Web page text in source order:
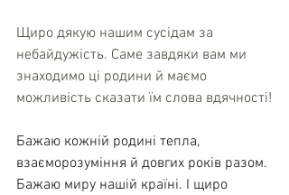
Щиро дякую нашим сусідам за
небайдужість. Саме завдяки вам ми
знаходимо ці родини й маємо
можливість сказати їм слова вдячності!
Бажаю кожній родині тепла,
взаєморозуміння й довгих років разом.
Бажаю миру нашій країні. І щиро